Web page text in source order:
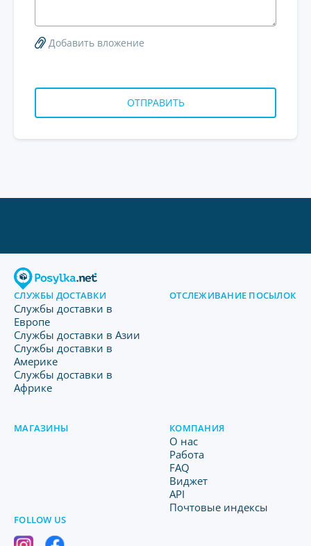
Добавить вложение
ОТПРАВИТЬ
СЛУЖБЫ ДОСТАВКИ
Службы доставки в
Европе
Службы доставки в Азии
Службы доставки в
Америке
Службы доставки в
Африке
ОТСЛЕЖИВАНИЕ ПОСЫЛОК
МАГАЗИНЫ КОМПАНИЯ
O нас
Работа
FAQ
Виджет
API
Почтовые индексы
FOLLOW US